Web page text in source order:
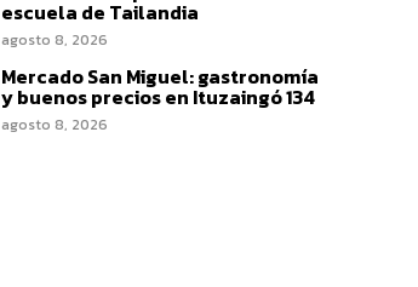
escuela de Tailandia
agosto 8, 2026
Mercado San Miguel: gastronomía
y buenos precios en Ituzaingó 134
agosto 8, 2026